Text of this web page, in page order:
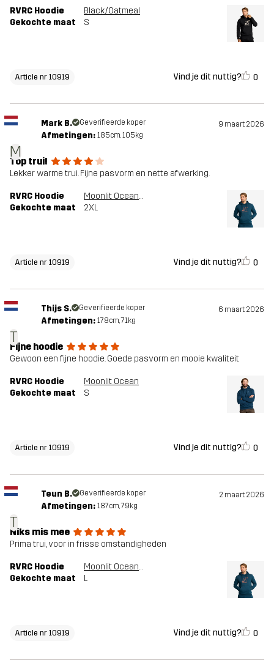
RVRC Hoodie
Black/Oatmeal
Gekochte maat
S
Article nr 10919 Vind je dit nuttig? 0
M
Mark B. Geverifieerde koper 9 maart 2026
Afmetingen: 185cm, 105kg
Top trui!
Lekker warme trui. Fijne pasvorm en nette afwerking.
RVRC Hoodie
Moonlit Ocean/Smoked Paprika
Gekochte maat
2XL
Article nr 10919 Vind je dit nuttig? 0
T
Thijs S. Geverifieerde koper 6 maart 2026
Afmetingen: 178cm, 71kg
Fijne hoodie
Gewoon een fijne hoodie. Goede pasvorm en mooie kwaliteit
RVRC Hoodie
Moonlit Ocean
Gekochte maat
S
Article nr 10919 Vind je dit nuttig? 0
T
Teun B. Geverifieerde koper 2 maart 2026
Afmetingen: 187cm, 79kg
Niks mis mee
Prima trui, voor in frisse omstandigheden
RVRC Hoodie
Moonlit Ocean/Smoked Paprika
Gekochte maat
L
Article nr 10919 Vind je dit nuttig? 0